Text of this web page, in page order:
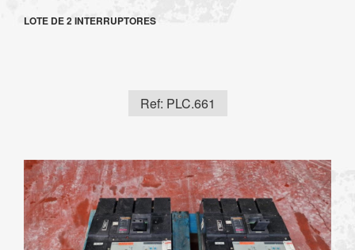
LOTE DE 2 INTERRUPTORES
Ref: PLC.661